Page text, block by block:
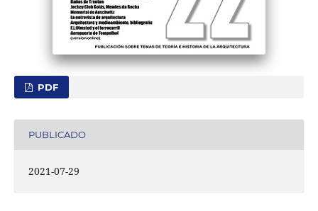
PDF
PUBLICADO
2021-07-29